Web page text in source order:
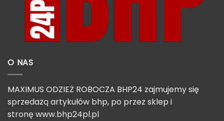
O NAS
MAXIMUS ODZIEŻ ROBOCZA BHP24 zajmujemy się
sprzedażą artykułów bhp, po przez sklep i
stronę www.bhp24pl.pl